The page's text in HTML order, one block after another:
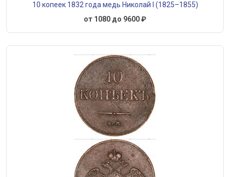
10 копеек 1832 года медь Николай I (1825–1855)
от 1080 до 9600 ₽